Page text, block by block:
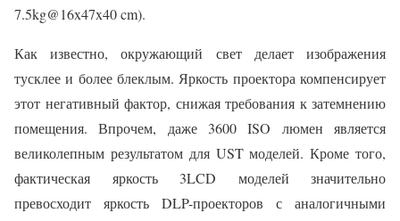
7.5kg@16x47x40 cm).
Как известно, окружающий свет делает изображения
тусклее и более блеклым. Яркость проектора компенсирует
этот негативный фактор, снижая требования к затемнению
помещения. Впрочем, даже 3600 ISO люмен является
великолепным результатом для UST моделей. Кроме того,
фактическая яркость 3LCD моделей значительно
превосходит яркость DLP-проекторов с аналогичными